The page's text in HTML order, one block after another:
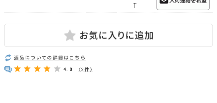
T
返品についての詳細はこちら
4.0 (2件)